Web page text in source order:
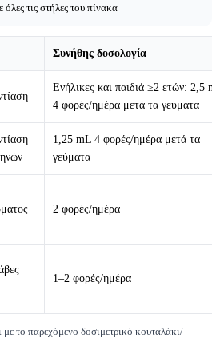
όλες τις στήλες του πίνακα
Συνήθης δοσολογία
Ενήλικες και παιδιά ≥2 ετών: 2,5
4 φορές/ημέρα μετά τα γεύματα
1,25 mL 4 φορές/ημέρα μετά τα
γεύματα
2 φορές/ημέρα
1–2 φορές/ημέρα
το παρεχόμενο δοσιμετρικό κουταλάκι/